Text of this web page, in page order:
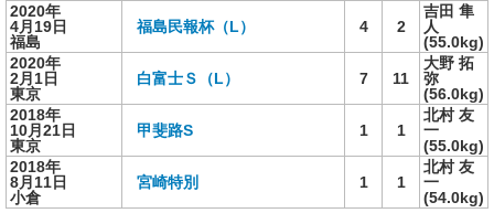
2020年
4月19日
福島
福島民報杯（L） 4 2
吉田 隼
人
(55.0kg)
2020年
2月1日
東京
白富士Ｓ（L） 7 11
大野 拓
弥
(56.0kg)
2018年
10月21日
東京
甲斐路S 1 1
北村 友
一
(55.0kg)
2018年
8月11日
小倉
宮崎特別 1 1
北村 友
一
(54.0kg)